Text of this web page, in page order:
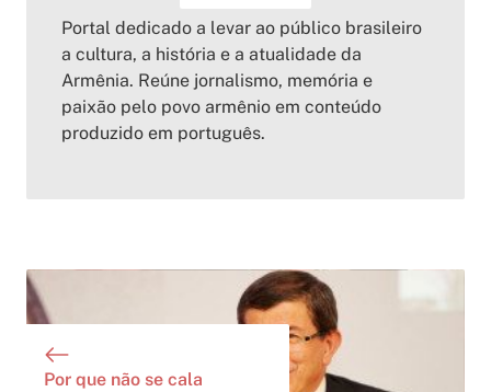
Portal dedicado a levar ao público brasileiro
a cultura, a história e a atualidade da
Armênia. Reúne jornalismo, memória e
paixão pelo povo armênio em conteúdo
produzido em português.
Por que não se cala